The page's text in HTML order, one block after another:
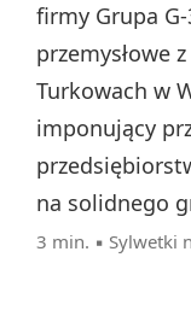
firmy Grupa
przemysłowe
Turkowach w
imponujący
na solidnego
3 min. ▪ Sylwetki